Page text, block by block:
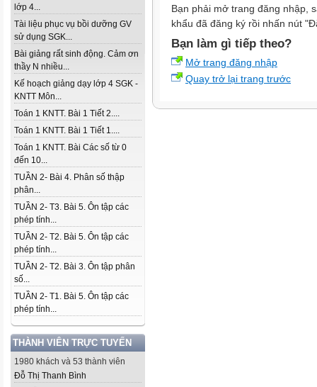
lớp 4...
Tài liệu phục vụ bồi dưỡng GV
sử dụng SGK...
Bài giảng rất sinh động. Cảm ơn
thầy N nhiều...
Kế hoạch giảng dạy lớp 4 SGK -
KNTT Môn...
Toán 1 KNTT. Bài 1 Tiết 2....
Toán 1 KNTT. Bài 1 Tiết 1....
Toán 1 KNTT. Bài Các số từ 0
đến 10...
TUẦN 2- Bài 4. Phân số thập
phân...
TUẦN 2- T3. Bài 5. Ôn tập các
phép tính...
TUẦN 2- T2. Bài 5. Ôn tập các
phép tính...
TUẦN 2- T2. Bài 3. Ôn tập phân
số...
TUẦN 2- T1. Bài 5. Ôn tập các
phép tính...
THÀNH VIÊN TRỰC TUYẾN
1980 khách và 53 thành viên
Đỗ Thị Thanh Bình
Bạn phải mở trang đăng nhập,
khẩu đã đăng ký rồi nhấn nút
Bạn làm gì tiếp theo?
Mở trang đăng nhập
Quay trở lại trang trước